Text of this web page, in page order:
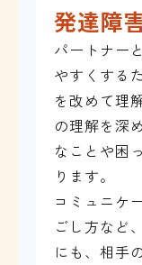
発達障
パートナー
やすくする
を改めて理
の理解を深
なことや困
ります。
コミュニケ
ごし方など
にも、相手